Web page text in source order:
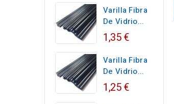
Varilla Fibra
De Vidrio...
1,35 €
Varilla Fibra
De Vidrio...
1,25 €